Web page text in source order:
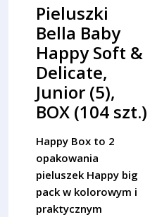
Pieluszki
Bella Baby
Happy Soft &
Delicate,
Junior (5),
BOX (104 szt.)
Happy Box to 2
opakowania
pieluszek Happy big
pack w kolorowym i
praktycznym